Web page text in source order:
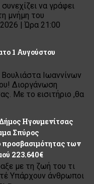
να γράφει
μνήμη του
| Ώρα 21:00
1 Αυγούστου
Ιωαννίνων
Διοργάνωση
Με το εισιτήριο ,θα
Ηγουμενίτσας
Σπύρος
προσβασιμότητας των
223.640€
με τη ζωή του τι
Υπάρχουν άνθρωποι